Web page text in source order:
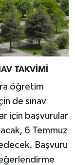
TAKVİMİ
öğretim
de sınav
için başvurular
6 Temmuz
Başvuru